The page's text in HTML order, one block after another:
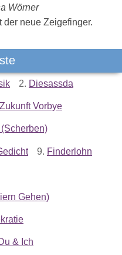
Wörner
der neue Zeigefinger.
2. Diesassda
Zukunft Vorbye
9. Finderlohn
Gehen)
& Ich